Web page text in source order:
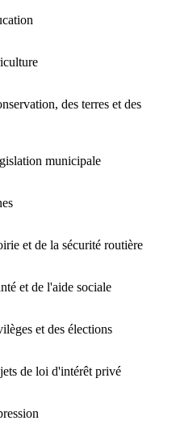
des terres et des
municipale
et de la sécurité routière
et de l'aide sociale
et des élections
de loi d'intérêt privé